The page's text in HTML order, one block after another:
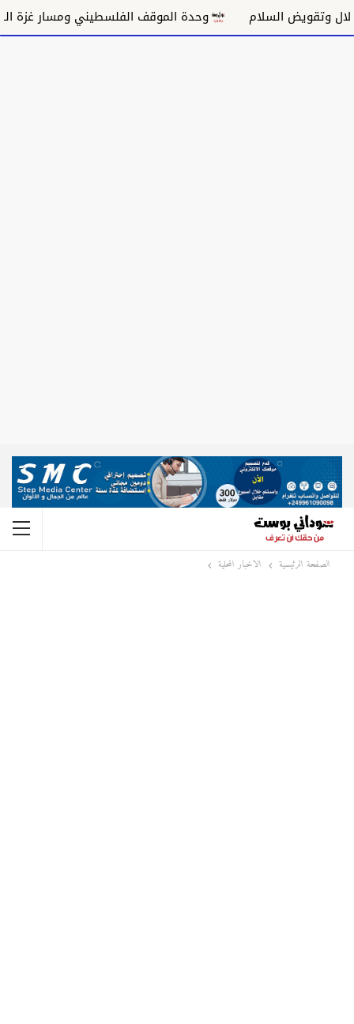
السلام وحدة الموقف الفلسطيني ومسار غزة السياسي
الصفحة الرئيسية الاخبار المحلية